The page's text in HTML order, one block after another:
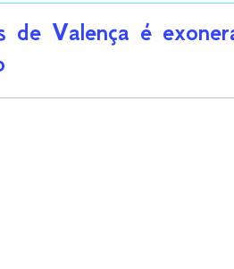
de Valença é